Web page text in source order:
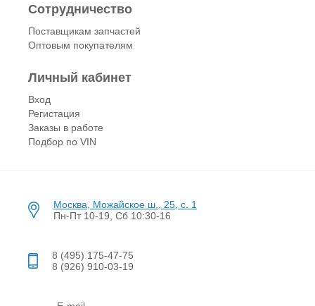
Сотрудничество
Поставщикам запчастей
Оптовым покупателям
Личный кабинет
Вход
Регистация
Заказы в работе
Подбор по VIN
Москва, Можайское ш., 25, с. 1
Пн-Пт 10-19, Сб 10:30-16
8 (495) 175-47-75
8 (926) 910-03-19